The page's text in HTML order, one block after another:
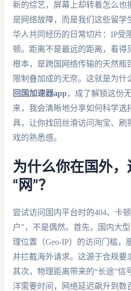
新的综艺，屏幕上却转着怎么也
是网络故障，而是我们这些留学
华人共同经历的日常切片：IP受
顿。距离不是最远的距离，看得
根本，是跨国网络传输的天然瓶
限制叠加成的无奈。这就是为什
回国加速器app，成了解锁这份
来，我会清晰地分享如何科学选
具，让你找回丝滑访问淘宝、刷
戏的熟悉感。
为什么你在国外
“网”？
尝试访问国内平台时的404、卡
户”，不是偶然。首先，国内大
理位置（Geo-IP）的访问门槛，
并拦截海外请求。这源于合规要
其次，物理距离带来的“长途”
洋需要时间，网络延迟飙升到数